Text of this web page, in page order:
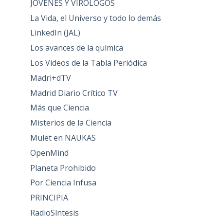
JÓVENES Y VIRÓLOGOS
La Vida, el Universo y todo lo demás
LinkedIn (JAL)
Los avances de la química
Los Videos de la Tabla Periódica
Madri+dTV
Madrid Diario Crítico TV
Más que Ciencia
Misterios de la Ciencia
Mulet en NAUKAS
OpenMind
Planeta Prohibido
Por Ciencia Infusa
PRINCIPIA
RadioSíntesis